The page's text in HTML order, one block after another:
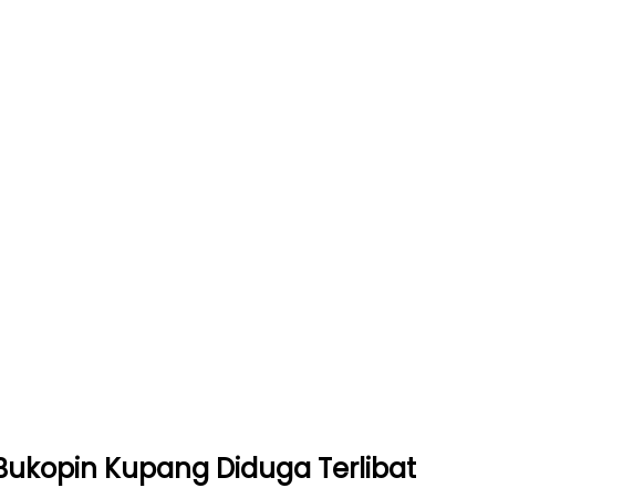
Kupang Diduga Terlibat